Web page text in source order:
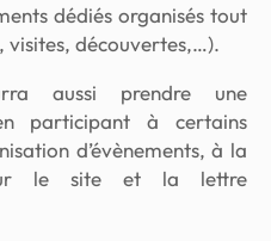
dédiés organisés tout
visites, découvertes,…).
aussi prendre une
participant à certains
d’évènements, à la
le site et la lettre